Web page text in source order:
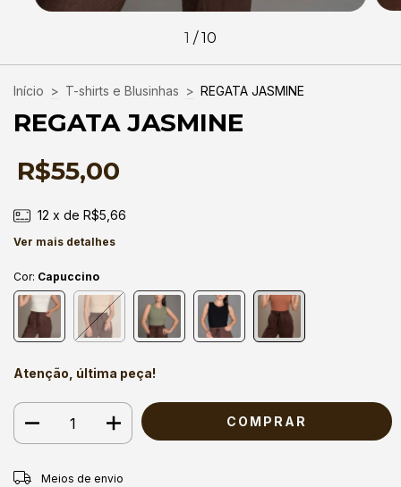
1 /10
Início > T-shirts e Blusinhas > REGATA JASMINE
REGATA JASMINE
R$55,00
12 x de R$5,66
Ver mais detalhes
Cor: Capuccino
Atenção, última peça!
Entregas para o CEP:
Meios de envio